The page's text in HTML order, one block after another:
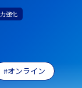
強化
オンライン